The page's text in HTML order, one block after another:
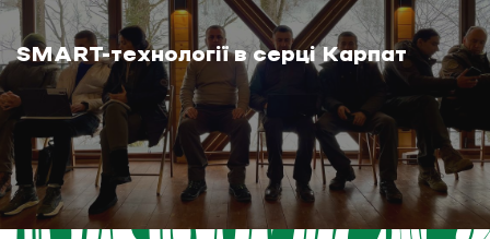
SMART-технології в серці Карпат